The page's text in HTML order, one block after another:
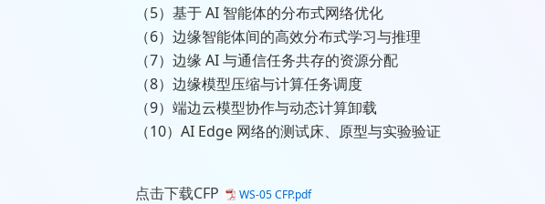
（5）基于 AI 智能体的分布式网络优化
（6）边缘智能体间的高效分布式学习与推理
（7）边缘 AI 与通信任务共存的资源分配
（8）边缘模型压缩与计算任务调度
（9）端边云模型协作与动态计算卸载
（10）AI Edge 网络的测试床、原型与实验验证
点击下载CFP WS-05 CFP.pdf